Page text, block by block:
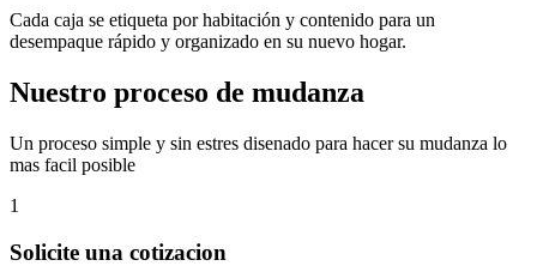
Cada caja se etiqueta por habitación y contenido para un
desempaque rápido y organizado en su nuevo hogar.
Nuestro proceso de mudanza
Un proceso simple y sin estres disenado para hacer su mudanza lo
mas facil posible
1
Solicite una cotizacion